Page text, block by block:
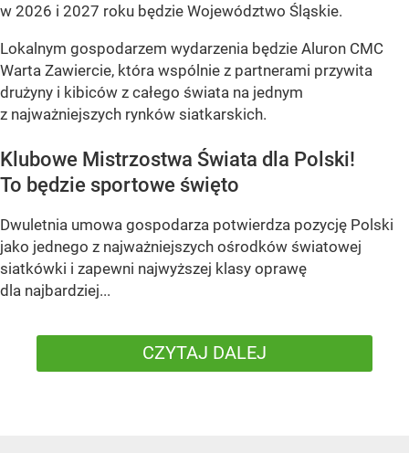
w 2026 i 2027 roku będzie Województwo Śląskie.
Lokalnym gospodarzem wydarzenia będzie Aluron CMC
Warta Zawiercie, która wspólnie z partnerami przywita
drużyny i kibiców z całego świata na jednym
z najważniejszych rynków siatkarskich.
Klubowe Mistrzostwa Świata dla Polski!
To będzie sportowe święto
Dwuletnia umowa gospodarza potwierdza pozycję Polski
jako jednego z najważniejszych ośrodków światowej
siatkówki i zapewni najwyższej klasy oprawę
dla najbardziej...
CZYTAJ DALEJ